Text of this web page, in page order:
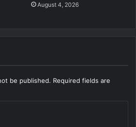
August 4, 2026
be published. Required fields are